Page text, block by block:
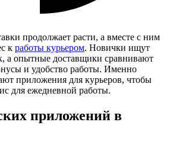
продолжает расти, а вместе с ним
к работы курьером. Новички ищут
а опытные доставщики сравнивают
и удобство работы. Именно
приложения для курьеров, чтобы
для ежедневной работы.
приложений в